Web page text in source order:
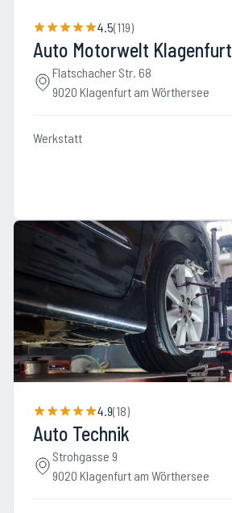
4.5(119)
Auto Motorwelt Klagenfurt
Flatschacher Str. 68
9020 Klagenfurt am Wörthersee
Werkstatt
4.9(18)
Auto Technik
Strohgasse 9
9020 Klagenfurt am Wörthersee